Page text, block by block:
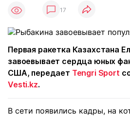
17
Первая ракетка Казахстана
завоевывает сердца юных
США, передает Tengri Sport
Vesti.kz.
В сети появились кадры, на